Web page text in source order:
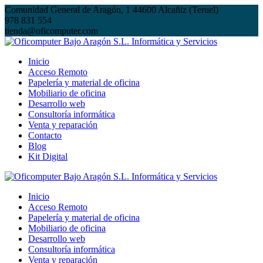
Saltar
al
contenido
Comunidad General de Aragón, 1 44600 Alcañiz (Teruel)
978 831 554
tienda@oficomputer.com
Inicio
Acceso Remoto
Papelería y material de oficina
Mobiliario de oficina
Desarrollo web
Consultoría informática
Venta y reparación
Contacto
Blog
Kit Digital
Inicio
Acceso Remoto
Papelería y material de oficina
Mobiliario de oficina
Desarrollo web
Consultoría informática
Venta y reparación